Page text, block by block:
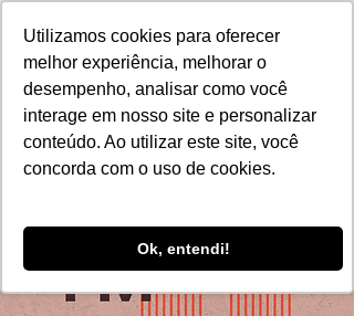
Utilizamos cookies para oferecer
melhor experiência, melhorar o
desempenho, analisar como você
interage em nosso site e personalizar
conteúdo. Ao utilizar este site, você
concorda com o uso de cookies.
Ok, entendi!